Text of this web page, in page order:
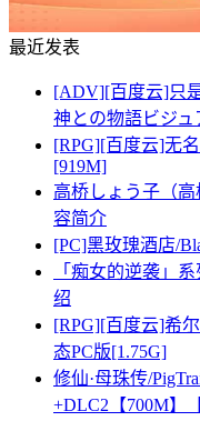
最近发表
[ADV][百度云]只
神との物語ビジ
[RPG][百度云]无
[919M]
高桥しょう子（
容简介
[PC]黑玫瑰酒店/
「痴女的逆袭」
绍
[RPG][百度云]希
态PC版[1.75G]
修仙·母珠传/
+DLC2【700M】